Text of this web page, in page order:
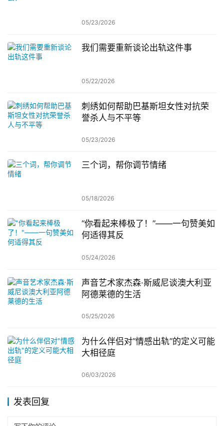
05/23/2026
我们需要重新谈论出轨这件事
05/22/2026
刺绣如何帮助巴基斯坦女性对抗荣
誉杀人与不平等
05/23/2026
三个词，帮你调节情绪
05/18/2026
“你看起来棒极了！”——一句赞美如
何适得其反
05/24/2026
声音艺术家杰森·斯威尼谈澳大利亚
阿德莱德的生活
05/25/2026
为什么伴侣对”情感出轨”的定义可能
大相径庭
06/03/2026
发表回复